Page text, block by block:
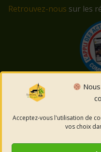
Acceptez-vous l'utilisation de
vos choix
Retrouvez-nous sur les
© 2026 Saint-Côme-et-